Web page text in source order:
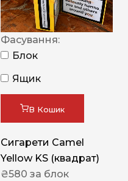
Фасування:
Блок
Ящик
В Кошик
Сигарети Camel
Yellow KS (квадрат)
₴580 за блок